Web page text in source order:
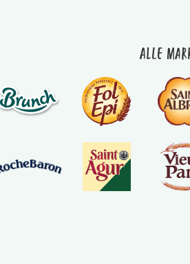
Alle